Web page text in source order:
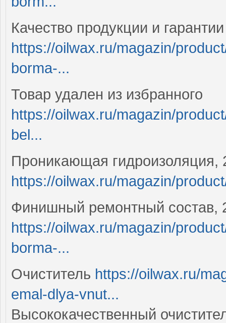
Качество продукции и
https://oilwax.ru/magazin/
borma-...
Товар удален из избранного
https://oilwax.ru/magazin/
bel...
Проникающая гидроизоляция,
https://oilwax.ru/magazin/
Финишный ремонтный состав,
https://oilwax.ru/magazin/
borma-...
Очиститель https://oilwax.ru/
emal-dlya-vnut...
Высококачественный